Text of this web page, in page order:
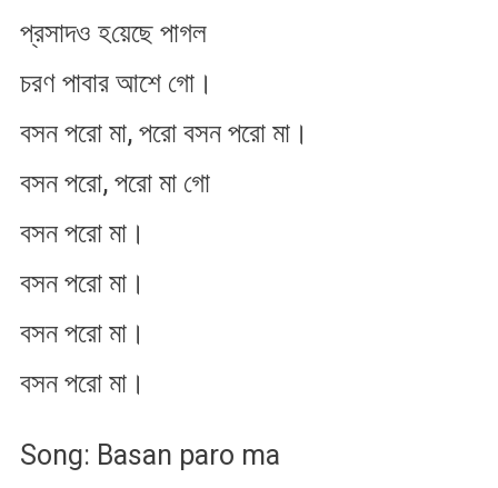
প্রসাদও হ​য়েছে পাগল
চরণ পাবার আশে গো।
বসন পরো মা, পরো বসন পরো মা।
বসন পরো, পরো মা গো
বসন পরো মা।
বসন পরো মা।
বসন পরো মা।
বসন পরো মা।
Song: Basan paro ma